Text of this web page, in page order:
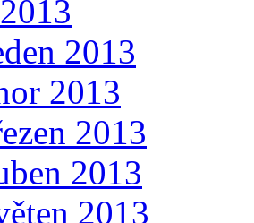
2013
2013
2013
2013
2013